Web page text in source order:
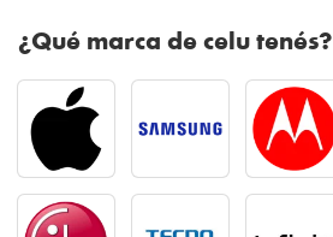
¿Qué marca de celu tenés?